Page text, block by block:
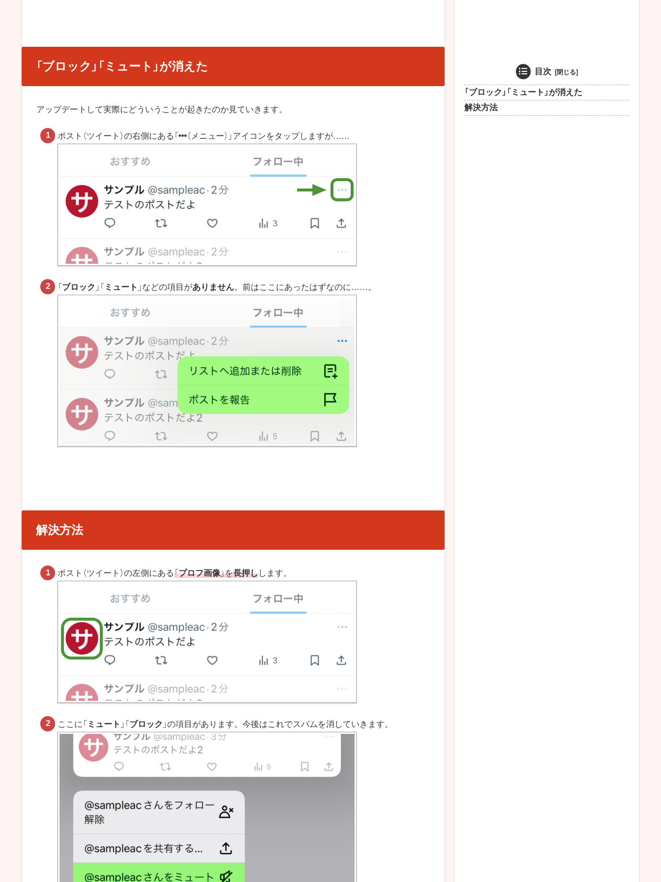
「ブロック」「ミュート」が消えた
アップデートして実際にどういうことが起きたのか見ていきます。
ポスト（ツイート）の右側にある「 （メニュー）」アイコンをタップしますが……
「 ブロック 」「 ミュート 」などの項目がありません。前はここにあったはずなのに……。
解決方法
ポスト（ツイート）の左側にある「プロフ画像」を長押しします。
ここに「 ミュート 」「 ブロック 」の項目があります。今後はこれでスパムを消していきます。
目次
「ブロック」「ミュート」が消えた
解決方法